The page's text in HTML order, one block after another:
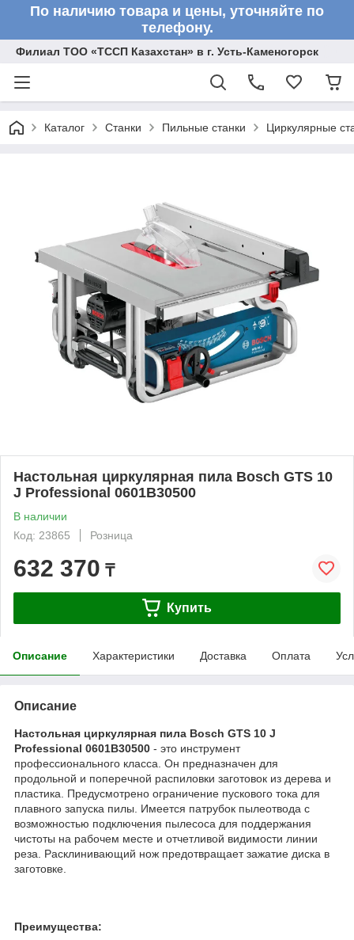
По наличию товара и цены, уточняйте по
телефону.
Филиал ТОО «ТССП Казахстан» в г. Усть-Каменогорск
Каталог Станки Пильные станки Циркулярные
Настольная циркулярная пила Bosch GTS 10
J Professional 0601B30500
В наличии
Код: 23865
Розница
632 370 ₸
Купить
Описание Характеристики Доставка Оплата
Описание
Настольная циркулярная пила Bosch GTS 10 J
Professional 0601B30500 - это инструмент
профессионального класса. Он предназначен для
продольной и поперечной распиловки заготовок из дерева и
пластика. Предусмотрено ограничение пускового тока для
плавного запуска пилы. Имеется патрубок пылеотвода с
возможностью подключения пылесоса для поддержания
чистоты на рабочем месте и отчетливой видимости линии
реза. Расклинивающий нож предотвращает зажатие диска в
заготовке.
Преимущества: